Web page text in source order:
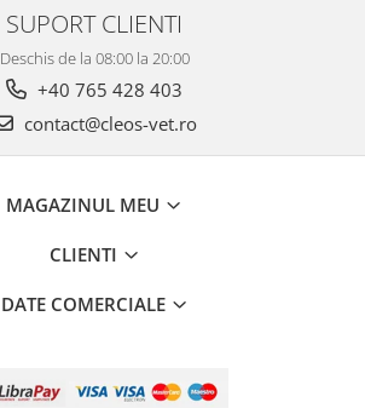
SUPORT CLIENTI
Deschis de la 08:00 la 20:00
+40 765 428 403
contact@cleos-vet.ro
MAGAZINUL MEU
CLIENTI
DATE COMERCIALE